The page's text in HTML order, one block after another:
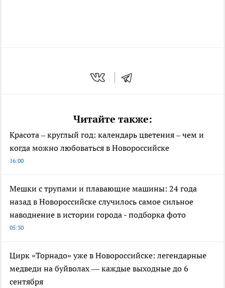
Читайте также:
Красота – круглый год: календарь цветения – чем и
когда можно любоваться в Новороссийске
16:00
Мешки с трупами и плавающие машины: 24 года
назад в Новороссийске случилось самое сильное
наводнение в истории города - подборка фото
05:30
Цирк «Торнадо» уже в Новороссийске: легендарные
медведи на буйволах — каждые выходные до 6
сентября